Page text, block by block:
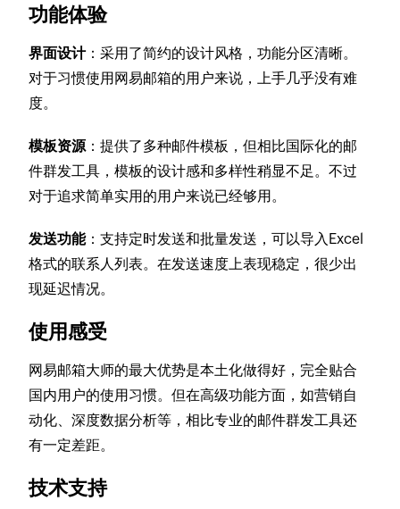
功能体验
界面设计：采用了简约的设计风格，功能分区清晰。
对于习惯使用网易邮箱的用户来说，上手几乎没有难
度。
模板资源：提供了多种邮件模板，但相比国际化的邮
件群发工具，模板的设计感和多样性稍显不足。不过
对于追求简单实用的用户来说已经够用。
发送功能：支持定时发送和批量发送，可以导入Excel
格式的联系人列表。在发送速度上表现稳定，很少出
现延迟情况。
使用感受
网易邮箱大师的最大优势是本土化做得好，完全贴合
国内用户的使用习惯。但在高级功能方面，如营销自
动化、深度数据分析等，相比专业的邮件群发工具还
有一定差距。
技术支持